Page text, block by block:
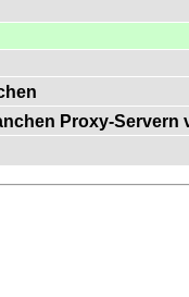
Proxy-Servern